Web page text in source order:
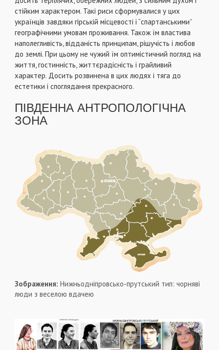
стійким характером. Такі риси сформувалися у цих
українців завдяки гірській місцевості і “спартанськими”
географічними умовам проживання. Також їм властива
наполегливість, відданість принципам, рішучість і любов
до землі. При цьому не чужий їм оптимістичний погляд на
життя, гостинність, життєрадісність і грайливий
характер. Досить розвинена в цих людях і тяга до
естетики і споглядання прекрасного.
ПІВДЕННА АНТРОПОЛОГІЧНА
ЗОНА
Зображення: Нижньодніпровсько-прутський тип: чорняві
люди з веселою вдачею